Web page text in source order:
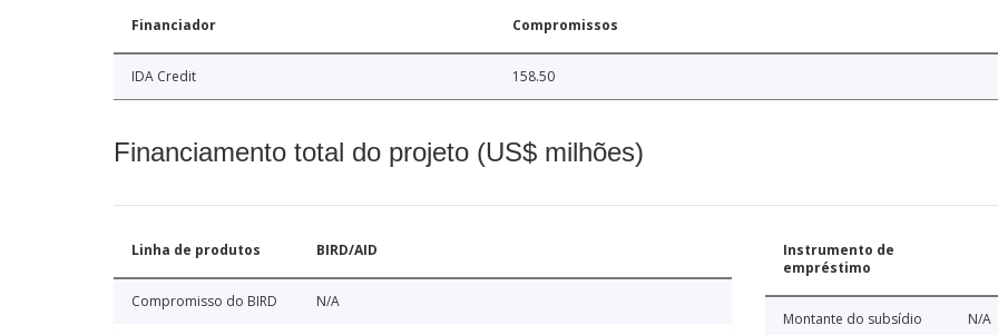
Financiador Compromissos
IDA Credit 158.50
Financiamento total do projeto (US$ milhões)
Linha de produtos BIRD/AID
Compromisso do BIRD N/A
Instrumento de
empréstimo
Montante do subsídio N/A